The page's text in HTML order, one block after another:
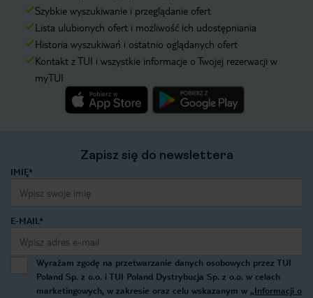
Szybkie wyszukiwanie i przeglądanie ofert
Lista ulubionych ofert i możliwość ich udostępniania
Historia wyszukiwań i ostatnio oglądanych ofert
Kontakt z TUI i wszystkie informacje o Twojej rezerwacji w
myTUI
Zapisz się do newslettera
IMIĘ*
E-MAIL*
Wyrażam zgodę na przetwarzanie danych osobowych przez TUI
Poland Sp. z o.o. i TUI Poland Dystrybucja Sp. z o.o. w celach
marketingowych, w zakresie oraz celu wskazanym w „Informacji o